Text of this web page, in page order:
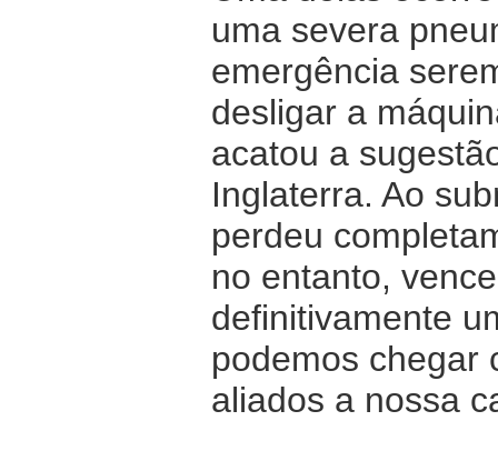
uma severa
emergência
desligar a
acatou a
Inglaterra. Ao
perdeu
no entanto,
definitivamente
podemos chegar
aliados a nossa